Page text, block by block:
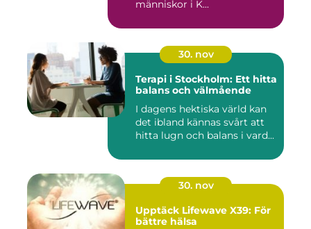
människor i K...
30. nov
Terapi i Stockholm: Ett hitta
balans och välmående
I dagens hektiska värld kan
det ibland kännas svårt att
hitta lugn och balans i vard...
30. nov
Upptäck Lifewave X39: För
bättre hälsa